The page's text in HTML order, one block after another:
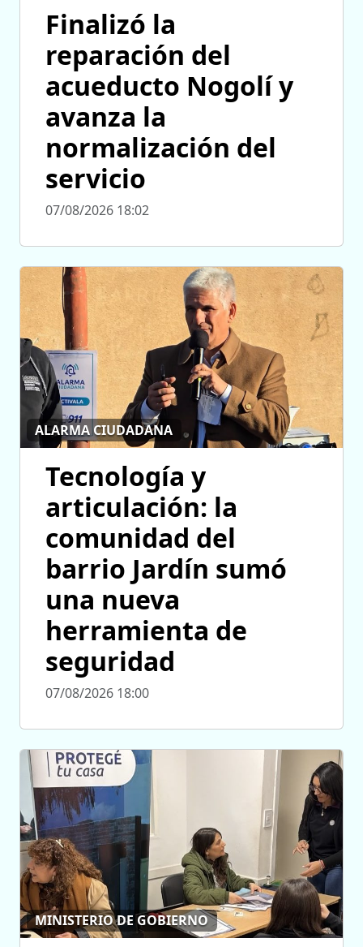
Finalizó la
reparación del
acueducto Nogolí y
avanza la
normalización del
servicio
07/08/2026 18:02
ALARMA CIUDADANA
Tecnología y
articulación: la
comunidad del
barrio Jardín sumó
una nueva
herramienta de
seguridad
07/08/2026 18:00
MINISTERIO DE GOBIERNO